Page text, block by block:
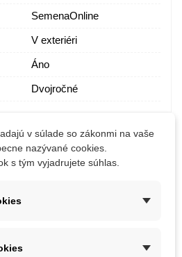
SemenaOnline
V exteriéri
Áno
Dvojročné
v súlade so zákonmi na vaše
nazývané cookies.
s tým vyjadrujete súhlas.